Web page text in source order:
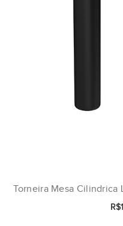
Torneira Mesa Cilindrica